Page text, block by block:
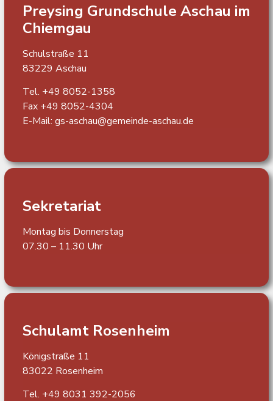
Preysing Grundschule Aschau im
Chiemgau
Schulstraße 11
83229 Aschau
Tel. +49 8052-1358
Fax +49 8052-4304
E-Mail: gs-aschau@gemeinde-aschau.de
Sekretariat
Montag bis Donnerstag
07.30 – 11.30 Uhr
Schulamt Rosenheim
Königstraße 11
83022 Rosenheim
Tel. +49 8031 392-2056